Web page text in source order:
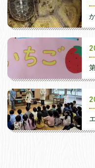
G.季節ごとの行事(
I.季節ごとの行事(
J.おたんじょうかい
K.防災訓練
2025年12月
2025年11月
2025年10月
2025年9月
2025年8月